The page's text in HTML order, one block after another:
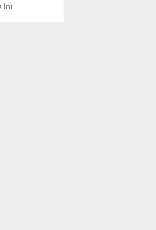
Ini